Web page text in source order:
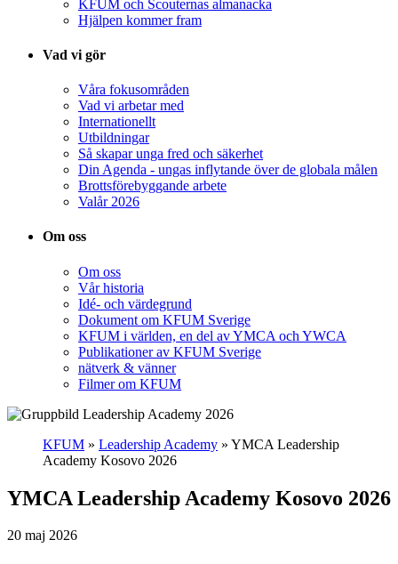
KFUM och Scouternas almanacka
Hjälpen kommer fram
Vad vi gör
Våra fokusområden
Vad vi arbetar med
Internationellt
Utbildningar
Så skapar unga fred och säkerhet
Din Agenda - ungas inflytande över de globala målen
Brottsförebyggande arbete
Valår 2026
Om oss
Om oss
Vår historia
Idé- och värdegrund
Dokument om KFUM Sverige
KFUM i världen, en del av YMCA och YWCA
Publikationer av KFUM Sverige
nätverk & vänner
Filmer om KFUM
KFUM » Leadership Academy » YMCA Leadership
Academy Kosovo 2026
YMCA Leadership Academy Kosovo 2026
20 maj 2026